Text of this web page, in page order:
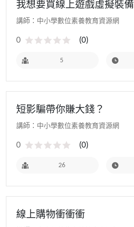
我想要買線上遊戲虛擬裝備
講師：中小學數位素養教育資源網
0 (0)
5
短影騙帶你賺大錢？
講師：中小學數位素養教育資源網
0 (0)
26
線上購物衝衝衝